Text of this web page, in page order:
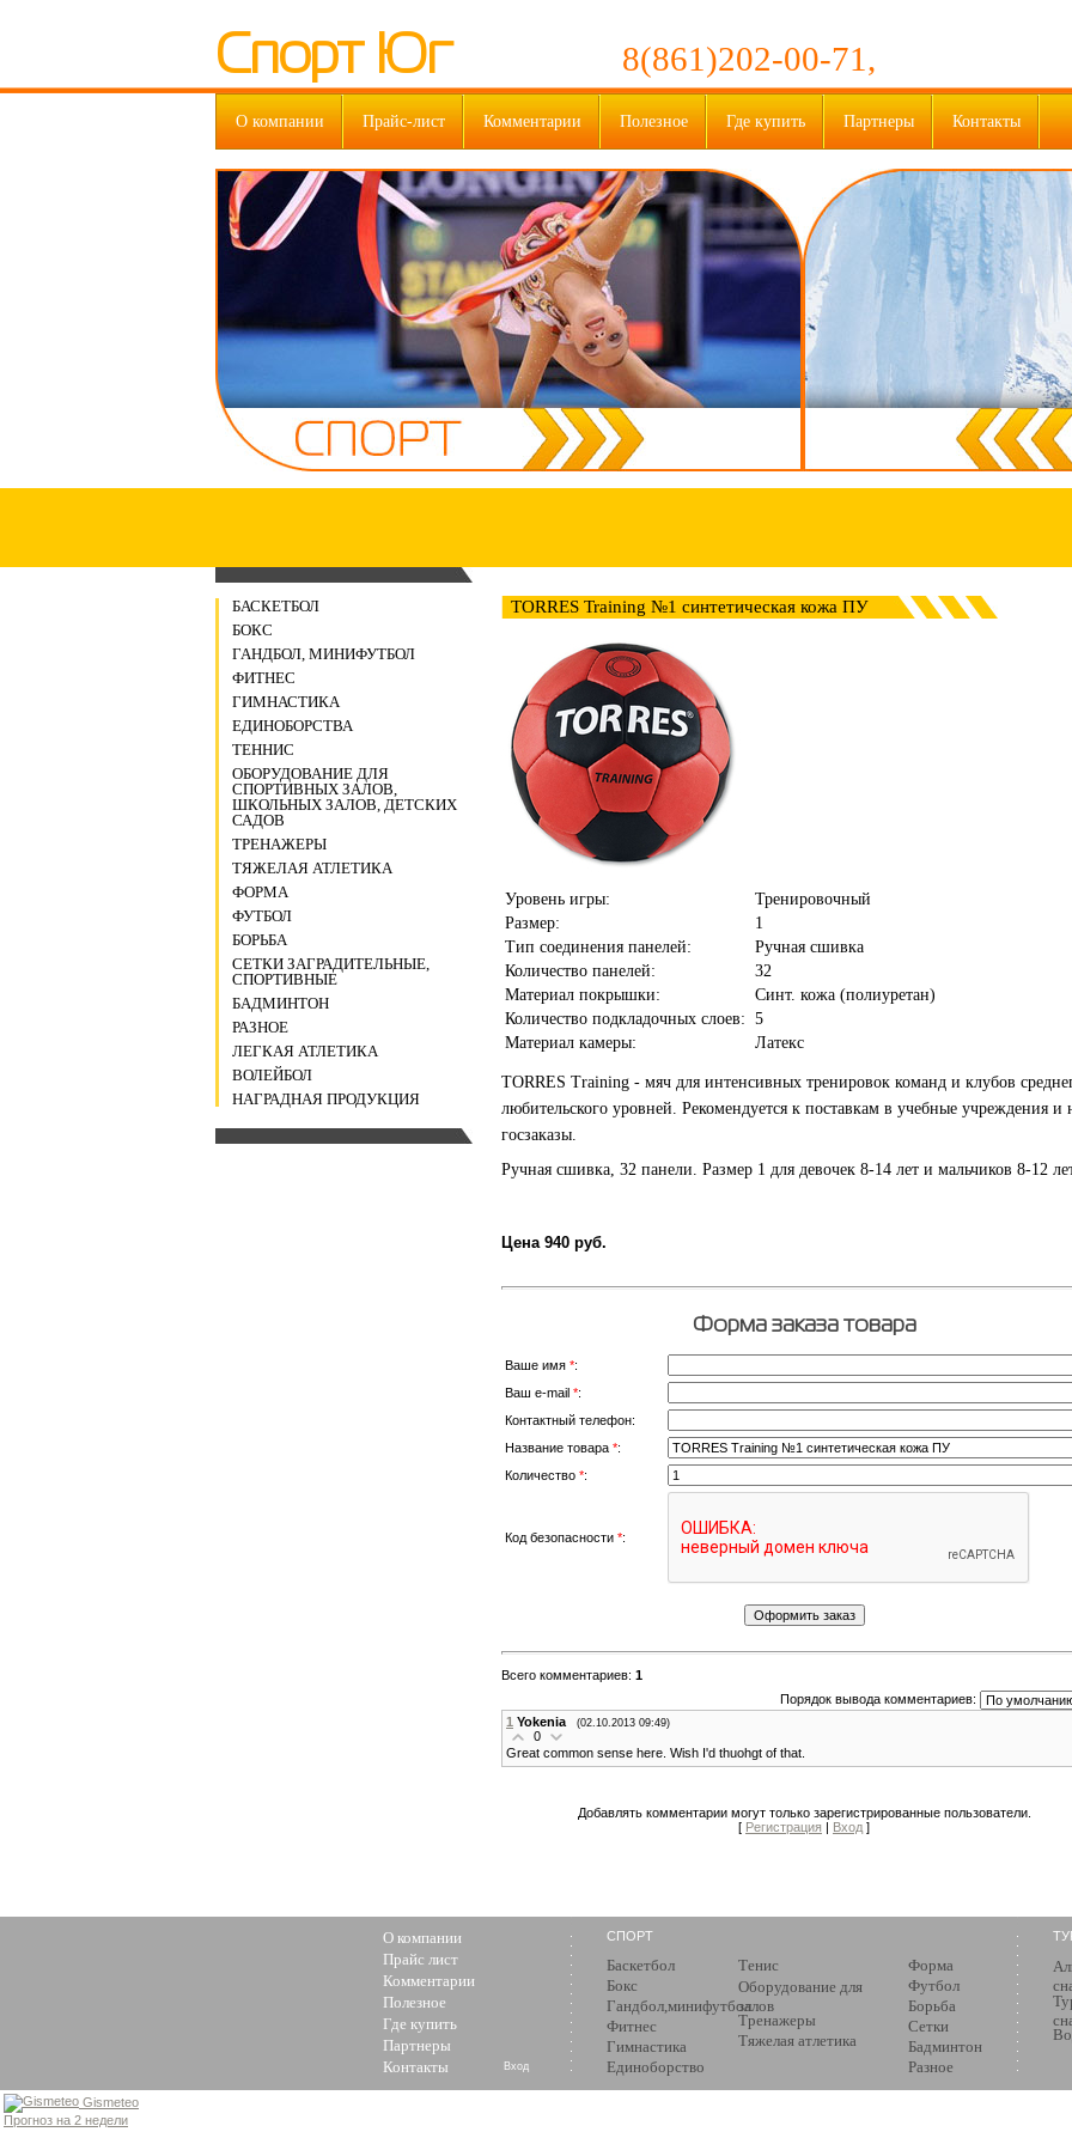
Спорт Юг 8(861)202-00-71,
О компании Прайс-лист Комментарии Полезное Где купить Партнеры Контакты
БАСКЕТБОЛ
БОКС
ГАНДБОЛ, МИНИФУТБОЛ
ФИТНЕС
ГИМНАСТИКА
ЕДИНОБОРСТВА
ТЕННИС
ОБОРУДОВАНИЕ ДЛЯ
СПОРТИВНЫХ ЗАЛОВ,
ШКОЛЬНЫХ ЗАЛОВ, ДЕТСКИХ
САДОВ
ТРЕНАЖЕРЫ
ТЯЖЕЛАЯ АТЛЕТИКА
ФОРМА
ФУТБОЛ
БОРЬБА
СЕТКИ ЗАГРАДИТЕЛЬНЫЕ,
СПОРТИВНЫЕ
БАДМИНТОН
РАЗНОЕ
ЛЕГКАЯ АТЛЕТИКА
ВОЛЕЙБОЛ
НАГРАДНАЯ ПРОДУКЦИЯ
TORRES Training №1 синтетическая кожа ПУ
Уровень игры:
Тренировочный
Размер:
1
Тип соединения панелей:
Ручная сшивка
Количество панелей:
32
Материал покрышки:
Синт. кожа (полиуретан)
Количество подкладочных слоев: 5
Материал камеры:
Латекс
TORRES Training - мяч для интенсивных тренировок команд и клубов
любительского уровней. Рекомендуется к поставкам в учебные учреждения и
госзаказы.
Ручная сшивка, 32 панели. Размер 1 для девочек 8-14 лет и мальчиков 8-12
Цена 940 руб.
Форма заказа товара
Ваше имя *:
Ваш e-mail *:
Контактный телефон:
Название товара *:
Количество *:
Код безопасности *:
Всего комментариев: 1
Порядок вывода комментариев:
1 Yokenia (02.10.2013 09:49)
0
Great common sense here. Wish I'd thuohgt of that.
Добавлять комментарии могут только зарегистрированные пользователи.
[ Регистрация | Вход ]
О компании
Прайс лист
Комментарии
Полезное
Где купить
Партнеры
Контакты
СПОРТ
Баскетбол
Бокс
Гандбол,минифутбол
Фитнес
Гимнастика
Единоборство
Тенис
Оборудование для
залов
Тренажеры
Тяжелая атлетика
Форма
Футбол
Борьба
Сетки
Бадминтон
Разное
Вход
Gismeteo
Прогноз на 2 недели